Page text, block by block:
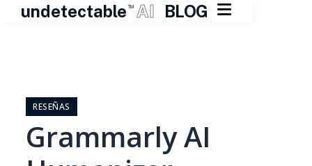
undetectable TM AI BLOG 
contenido
RESEÑAS
Grammarly AI